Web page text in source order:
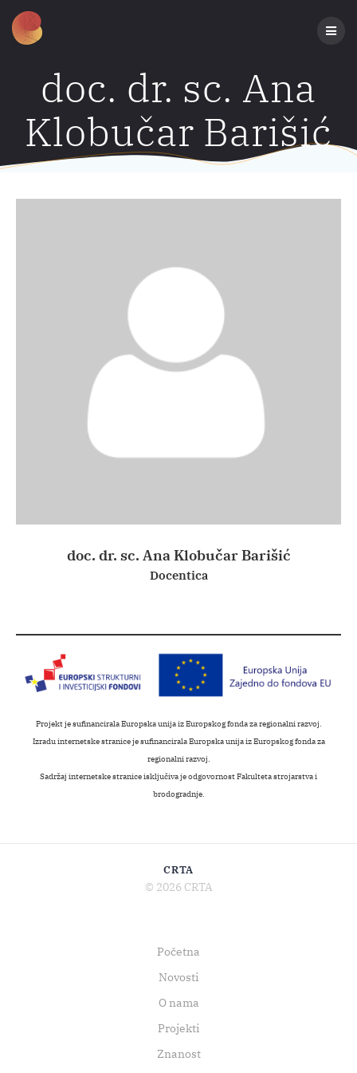
doc. dr. sc. Ana
Klobučar Barišić
doc. dr. sc. Ana Klobučar Barišić
Docentica
Projekt je sufinancirala Europska unija iz Europskog fonda za regionalni razvoj.
Izradu internetske stranice je sufinancirala Europska unija iz Europskog fonda za
regionalni razvoj.
Sadržaj internetske stranice isključiva je odgovornost Fakulteta strojarstva i
brodogradnje.
CRTA
© 2026 CRTA
Početna
Novosti
O nama
Projekti
Znanost